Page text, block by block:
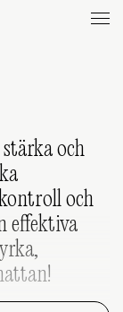
och
och
effektiva